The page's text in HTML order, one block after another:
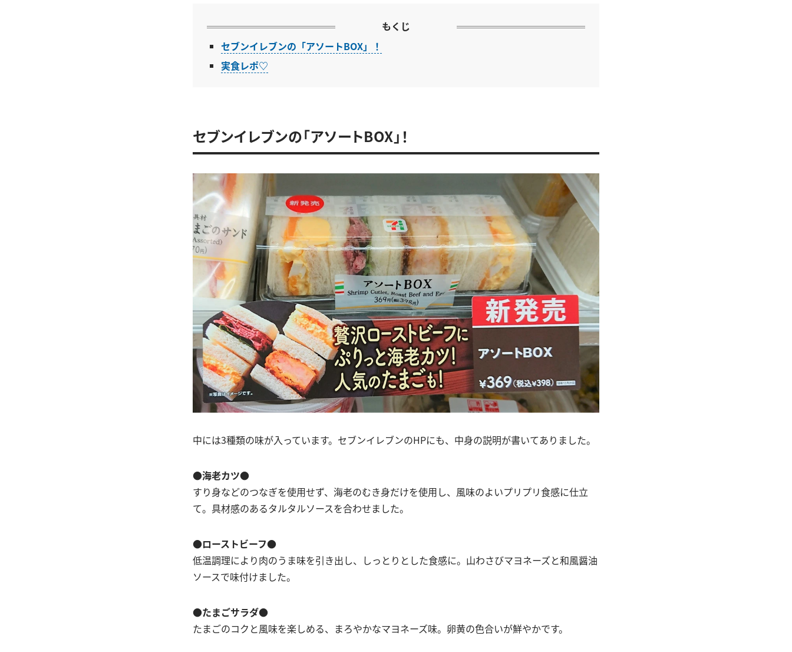
もくじ
セブンイレブンの「アソートBOX」！
実食レポ♡
セブンイレブンの「アソートBOX」！
中には3種類の味が入っています。セブンイレブンのHPにも、中身の説明が書いてありました。
●海老カツ●
すり身などのつなぎを使用せず、海老のむき身だけを使用し、風味のよいプリプリ食感に仕立
て。具材感のあるタルタルソースを合わせました。
●ローストビーフ●
低温調理により肉のうま味を引き出し、しっとりとした食感に。山わさびマヨネーズと和風醤油
ソースで味付けました。
●たまごサラダ●
たまごのコクと風味を楽しめる、まろやかなマヨネーズ味。卵黄の色合いが鮮やかです。